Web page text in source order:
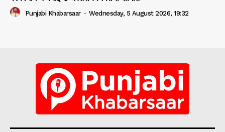
Punjabi Khabarsaar - Wednesday, 5 August 2026, 19:32